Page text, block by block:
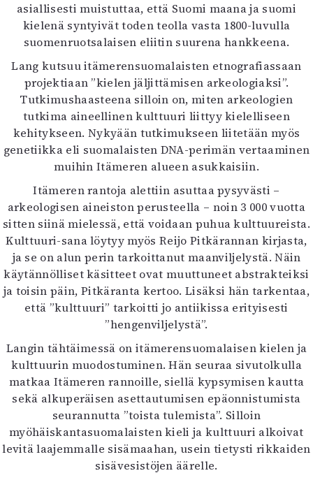
asiallisesti muistuttaa, että Suomi maana ja suomi
kielenä syntyivät toden teolla vasta 1800-luvulla
suomenruotsalaisen eliitin suurena hankkeena.
Lang kutsuu itämerensuomalaisten etnografiassaan
projektiaan ”kielen jäljittämisen arkeologiaksi”.
Tutkimushaasteena silloin on, miten arkeologien
tutkima aineellinen kulttuuri liittyy kielelliseen
kehitykseen. Nykyään tutkimukseen liitetään myös
genetiikka eli suomalaisten DNA-perimän vertaaminen
muihin Itämeren alueen asukkaisiin.
Itämeren rantoja alettiin asuttaa pysyvästi –
arkeologisen aineiston perusteella – noin 3 000 vuotta
sitten siinä mielessä, että voidaan puhua kulttuureista.
Kulttuuri-sana löytyy myös Reijo Pitkärannan kirjasta,
ja se on alun perin tarkoittanut maanviljelystä. Näin
käytännölliset käsitteet ovat muuttuneet abstrakteiksi
ja toisin päin, Pitkäranta kertoo. Lisäksi hän tarkentaa,
että ”kulttuuri” tarkoitti jo antiikissa erityisesti
”hengenviljelystä”.
Langin tähtäimessä on itämerensuomalaisen kielen ja
kulttuurin muodostuminen. Hän seuraa sivutolkulla
matkaa Itämeren rannoille, siellä kypsymisen kautta
sekä alkuperäisen asettautumisen epäonnistumista
seurannutta ”toista tulemista”. Silloin
myöhäiskantasuomalaisten kieli ja kulttuuri alkoivat
levitä laajemmalle sisämaahan, usein tietysti rikkaiden
sisävesistöjen äärelle.